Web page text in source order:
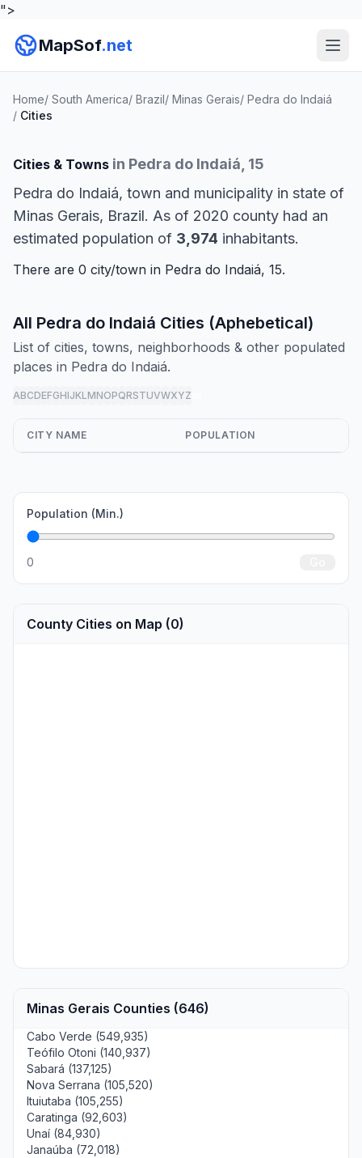
">
MapSof.net
Home/ South America/ Brazil/ Minas Gerais/ Pedra do Indaiá
/ Cities
Cities & Towns in Pedra do Indaiá, 15
Pedra do Indaiá, town and municipality in state of
Minas Gerais, Brazil. As of 2020 county had an
estimated population of 3,974 inhabitants.
There are 0 city/town in Pedra do Indaiá, 15.
All Pedra do Indaiá Cities (Aphebetical)
List of cities, towns, neighborhoods & other populated
places in Pedra do Indaiá.
ABCDEFGHIJKLMNOPQRSTUVWXYZ
CITY NAME POPULATION
Population (Min.)
0
County Cities on Map (0)
Minas Gerais Counties (646)
Cabo Verde (549,935)
Teófilo Otoni (140,937)
Sabará (137,125)
Nova Serrana (105,520)
Ituiutaba (105,255)
Caratinga (92,603)
Unaí (84,930)
Janaúba (72,018)